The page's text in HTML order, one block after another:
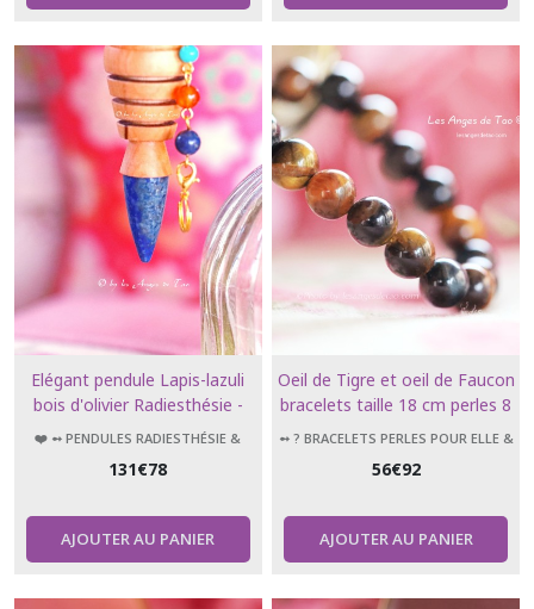
Elégant pendule Lapis-lazuli
bois d'olivier Radiesthésie -
géobiologie - Soins et
❤️ ➻ PENDULES RADIESTHÉSIE &
131€78
AJOUTER AU PANIER
Oeil de Tigre et oeil de Faucon
bracelets taille 18 cm perles 8
mm
➻ ? BRACELETS PERLES POUR ELLE &
56€92
AJOUTER AU PANIER